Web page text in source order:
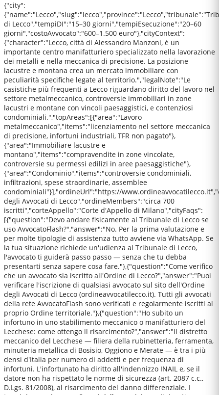
{"city":
di Lecco","tempiDI":"15–30 giorni","tempiEsecuzione":"20–60
giorni","costoAvvocato":"600–1.500 euro"},"cityContext":
{"character":"Lecco, città di Alessandro Manzoni, è un
importante centro manifatturiero specializzato nella lavorazione
dei metalli e nella meccanica di precisione. La posizione
lacustre e montana crea un mercato immobiliare con
peculiarità specifiche legate al territorio.","legalNote":"Le
casistiche più frequenti a Lecco riguardano diritto del lavoro nel
settore metalmeccanico, controversie immobiliari in zone
lacustri e montane con vincoli paesaggistici, e contenziosi
condominiali.","topAreas":[{"area":"Lavoro
metalmeccanico","items":"licenziamento nel settore meccanica
di precisione, infortuni industriali, TFR non pagato"},
{"area":"Immobiliare lacustre e
montano","items":"compravendite in zone vincolate,
controversie su permessi edilizi in aree paesaggistiche"},
{"area":"Condominio","items":"controversie condominiali,
infiltrazioni, spese straordinarie, assemblee
condominiali"}],"ordineUrl":"https://
degli Avvocati di Lecco","ordineMembers":"circa 700
iscritti","corteAppello":"Corte d'Appello di Milano","cityFaqs":
[{"question":"Devo andare fisicamente al Tribunale di Lecco se
uso AvvocatoFlash?","answer":"No. Per la prima valutazione e
per molte tipologie di assistenza tutto avviene via WhatsApp. Se
la tua situazione richiede un'udienza al Tribunale di Lecco,
l'avvocato ti guiderà passo passo — senza che tu debba
presentarti senza sapere cosa fare."},{"question":"Come verifico
che un avvocato sia iscritto all'Ordine di Lecco?","answer":"Puoi
verificare l'iscrizione di qualsiasi avvocato sul sito dell'Ordine
degli Avvocati di Lecco (ordineavvocatilecco.it). Tutti gli avvocati
della rete AvvocatoFlash sono verificati e regolarmente iscritti al
proprio Ordine territoriale."},{"question":"Ho subito un
infortuno in uno stabilimento meccanico o manifatturiero del
Lecchese: come ottengo il risarcimento?","answer":"Il distretto
meccanico del Lecchese — filiera della rubinetteria, ferramenta,
minuteria metallica di Bosisio, Oggiono e Merate — è tra i più
densi d'Italia per numero di addetti e per frequenza di
infortuni. L'infortunato ha diritto all'indennizzo INAIL e, se il
datore non ha rispettato le norme di sicurezza (art. 2087 c.c.,
D.Lgs. 81/2008), al risarcimento del danno differenziale. I